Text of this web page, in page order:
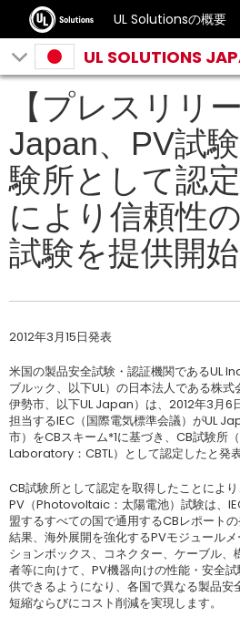
UL Solutionsの概要
UL SOLUTIONS
【プレスリリ
Japan、PV試
験所として認
により信頼性
試験を提供開
2012年3月15日発表
米国の製品安全試験・認証機関であるUL
ブルック、以下UL）の日本法人である株
伊勢市、以下UL Japan）は、2012年3月6
担当するIEC（国際電気標準会議）がUL
市）をCBスキーム*1に基づき、CB試験
Laboratory：CBTL）として認定したと発表
CB試験所として認定を取得したことによ
PV（Photovoltaic：太陽電池）試験は、
盟するすべての国で通用するCBレポート
結果、海外展開を強化するPVモジュール
ションボックス、コネクター、ケーブル
者等に向けて、PV機器向けの性能・安全
供できるようになり、各国で異なる製品
短縮ならびにコスト削減を実現します。